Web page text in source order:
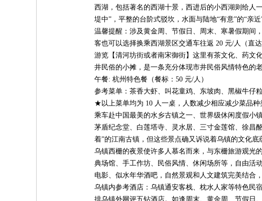
西湖，包括著名的西湖十景，西进后的小西湖则给人
堤中”，平整的台阶式驳坎，水面与陆地“有意”的“亲
温馨提醒：涉及黄金周、节假日、周末、寒暑假期间
客也可以选择换乘西湖景区交通车往返 20 元/人（直
游览【清河坊街或者南宋御街】这里有茶文化、药文
井民俗的小摊，是一条充分体现市井民俗风情特色的老
午餐: 杭州特色餐（餐标：50 元/人）
参考菜单：茶香大虾、叫花童鸡、东坡肉、黑椒牛仔
★以上菜单均为 10 人一桌，人数减少相应减少菜品种
乘车赴中国最美的水乡古镇之一、世界级休闲度假小
茅盾纪念堂、白莲塔寺、灵水居、三寸金莲馆、徐昌
着”的江南古镇，但这些景点确又诉说着乌镇的文化底
乌镇西栅的夜景使许多人慕名而来，与东栅旅游观光
典场馆、手工作坊、民俗风情、休闲场所等，自由活
电影、似水年华酒吧，自然景观和人文建筑完美结合
乌镇内参考酒店：乌镇通安客栈、枕水人家等特色民
排乌镇外网评五钻酒店。如逢周末、黄金周、节假日